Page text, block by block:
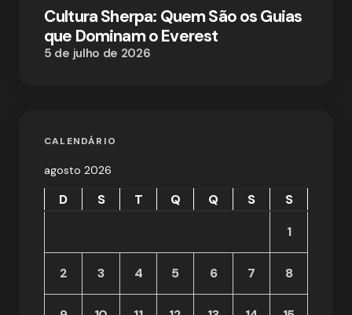
Cultura Sherpa: Quem São os Guias
que Dominam o Everest
5 de julho de 2026
CALENDÁRIO
agosto 2026
D S T Q Q S
S
1
2 3 4 5 6 7 8